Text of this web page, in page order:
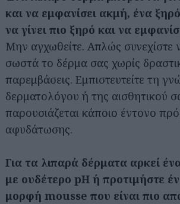
και να εμφανίσει ακμή, ένα
να γίνει πιο ξηρό και να
Μην αγχωθείτε. Απλώς συνεχίστε
σωστά το δέρμα σας χωρίς
παρεμβάσεις. Εμπιστευτείτε τη
δερματολόγου ή της αισθητικού
παρουσιάζεται κάποιο έντονο
αφυδάτωσης.
Για τα λιπαρά δέρματα αρκεί
με ουδέτερο pH ή προτιμήστε
μορφή mousse που είναι πιο